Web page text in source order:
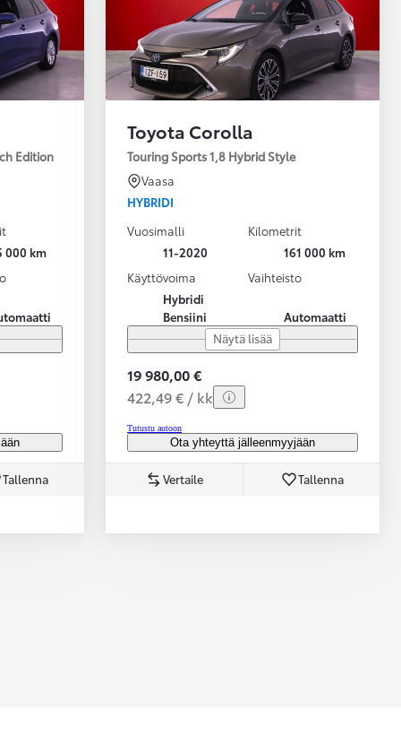
Edition
000 km
Tallenna
Toyota Corolla
Touring Sports 1,8 Hybrid Style
Vaasa
HYBRIDI
Vuosimalli
11-2020
Kilometrit
161 000 km
Käyttövoima
Hybridi
Bensiini
Vaihteisto
Automaatti
Näytä lisää
19 980,00 €
422,49 € / kk
Tutustu autoon
Ota yhteyttä jälleenmyyjään
Vertaile Tallenna